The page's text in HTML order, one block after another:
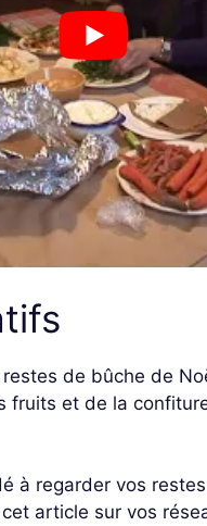
de bûche de
fruits et de la
à regarder vos
article sur vos